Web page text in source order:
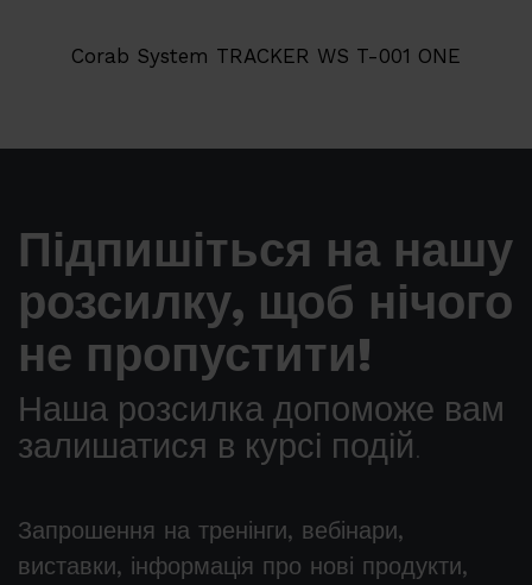
Corab System TRACKER WS T-001 ONE
Підпишіться на нашу
розсилку, щоб нічого
не пропустити!
Наша розсилка допоможе вам
залишатися в курсі подій.
Запрошення на тренінги, вебінари,
виставки, інформація про нові продукти,